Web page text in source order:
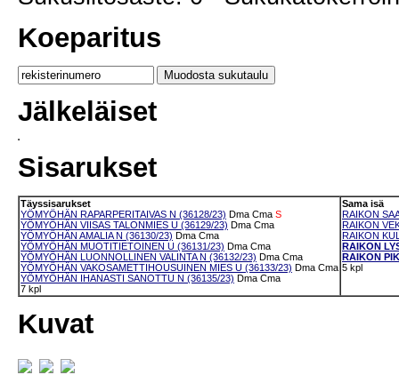
Koeparitus
Jälkeläiset
Sisarukset
Täyssisarukset
YÖMYÖHÄN RAPARPERITAIVAS N (36128/23) Dma Cma S
YÖMYÖHÄN VIISAS TALONMIES U (36129/23) Dma Cma
YÖMYÖHÄN AMALIA N (36130/23) Dma Cma
YÖMYÖHÄN MUOTITIETOINEN U (36131/23) Dma Cma
YÖMYÖHÄN LUONNOLLINEN VALINTA N (36132/23) Dma Cma
YÖMYÖHÄN VAKOSAMETTIHOUSUINEN MIES U (36133/23) Dma Cma
YÖMYÖHÄN IHANASTI SANOTTU N (36135/23) Dma Cma
7 kpl
Sama isä
RAIKON
RAIKON
RAIKON
RAIKON
RAIKON
5 kpl
Kuvat